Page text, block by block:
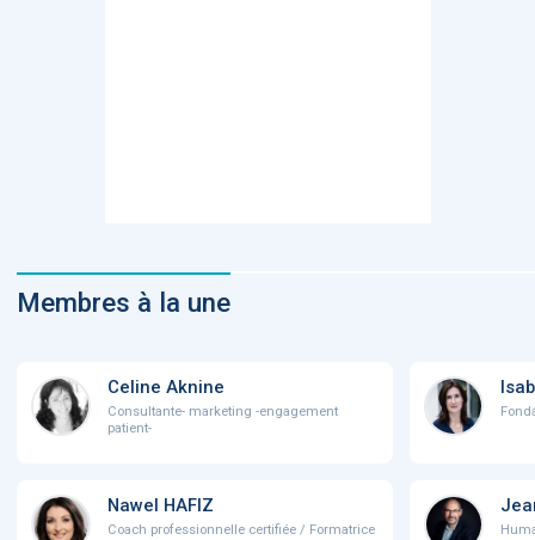
Membres à la une
Celine Aknine
Consultante- marketing -engagement
patient-
Nawel HAFIZ
Coach professionnelle certifiée / Formatrice